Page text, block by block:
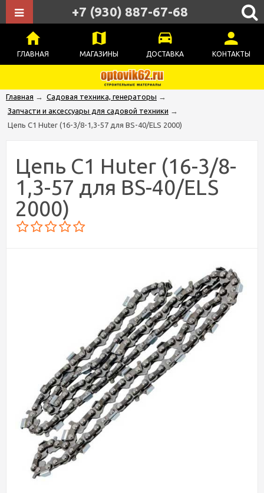
ГЛАВНАЯ МАГАЗИНЫ ДОСТАВКА КОНТАКТЫ
+7 (930) 887-67-68
Главная → Садовая техника, генераторы →
Запчасти и аксессуары для садовой техники →
Цепь C1 Huter (16-3/8-1,3-57 для BS-40/ELS 2000)
Цепь C1 Huter (16-3/8-
1,3-57 для BS-40/ELS
2000)